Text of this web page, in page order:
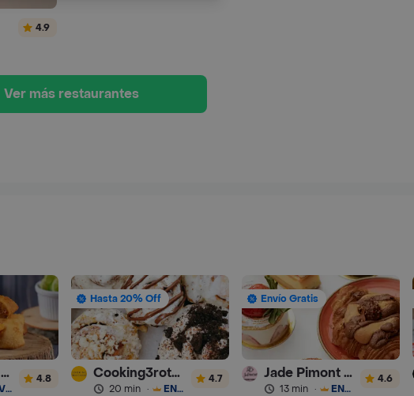
4.9
Ver más restaurantes
Empanaditas de Pipian - Empanadas
ENVÍO GRATIS
4.8
Hasta 20% Off
Cooking3rothers
20 min · ENVÍO GRATIS
4.7
Envío Gratis
Jade Pimont Pâtisserie
13 min · ENVÍO GRATIS
4.6